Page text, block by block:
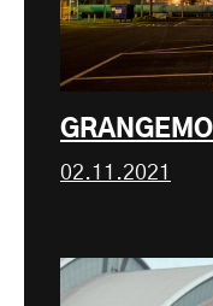
02.11.2021